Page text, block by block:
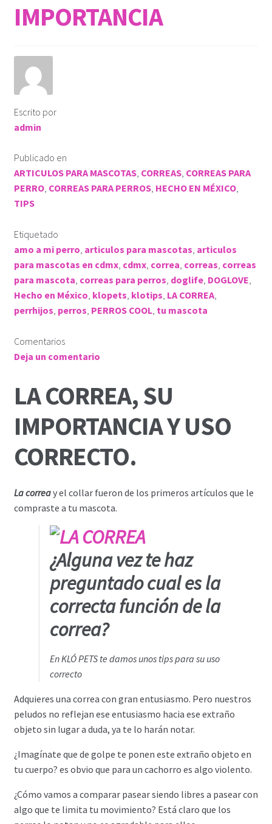
IMPORTANCIA
Escrito por
admin
Publicado en
ARTICULOS PARA MASCOTAS, CORREAS, CORREAS PARA
PERRO, CORREAS PARA PERROS, HECHO EN MÉXICO,
TIPS
Etiquetado
amo a mi perro, articulos para mascotas, articulos
para mascotas en cdmx, cdmx, correa, correas, correas
para mascota, correas para perros, doglife, DOGLOVE,
Hecho en México, klopets, klotips, LA CORREA,
perrhijos, perros, PERROS COOL, tu mascota
Comentarios
Deja un comentario
LA CORREA, SU
IMPORTANCIA Y USO
CORRECTO.
La correay el collar fueron de los primeros artículos que le
compraste a tu mascota.
¿Alguna vez te haz
preguntado cual es la
correcta función de la
correa?
En KLÓ PETS te damos unos tips para su uso
correcto
Adquieres una correa con gran entusiasmo. Pero nuestros
peludos no reflejan ese entusiasmo hacia ese extraño
objeto sin lugar a duda, ya te lo harán notar.
¿Imagínate que de golpe te ponen este extraño objeto en
tu cuerpo? es obvio que para un cachorro es algo violento.
¿Cómo vamos a comparar pasear siendo libres a pasear con
algo que te limita tu movimiento? Está claro que los